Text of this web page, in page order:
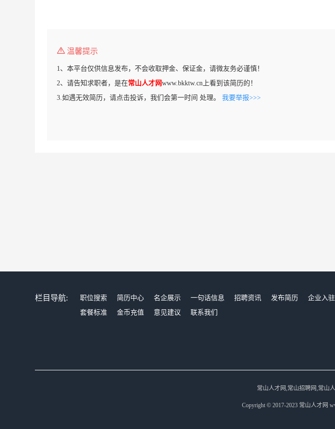
温馨提示
1、本平台仅供信息发布，不会收取押金、保证金，请微友务必谨慎！
2、请告知求职者，是在常山人才网www.bkktw.cn上看到该简历的！
3.如遇无效简历，请点击投诉，我们会第一时间 处理。 我要举报>>>
栏目导航: 职位搜索 简历中心 名企展示 一句话信息 招聘资讯 发布简历 企业入驻
套餐标准
金币充值 意见建议 联系我们
常山人才网,常山招聘网,常山
Copyright © 2017-2023 常山人才网